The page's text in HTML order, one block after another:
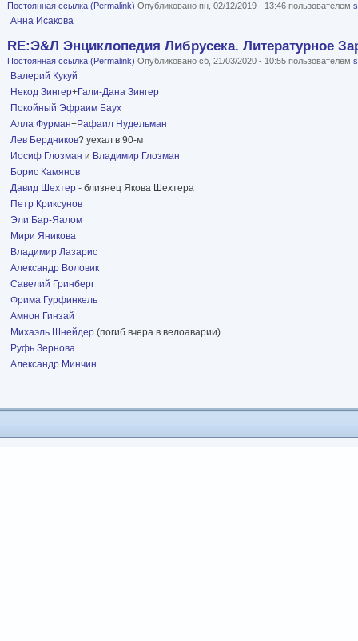
Постоянная ссылка (Permalink) Опубликовано пн, 02/12/2019 - 13:46 пользователем
Анна Исакова
RE:Э&Л Энциклопедия Либрусека. Литературное
Постоянная ссылка (Permalink) Опубликовано сб, 21/03/2020 - 10:55 пользователем
Валерий Кукуй
Некод Зингер+Гали-Дана Зингер
Покойный Эфраим Баух
Алла Фурман+Рафаил Нудельман
Лев Бердников? уехал в 90-м
Иосиф Глозман и Владимир Глозман
Борис Камянов
Давид Шехтер - близнец Якова Шехтера
Петр Криксунов
Эли Бар-Яалом
Мири Яникова
Владимир Лазарис
Александр Воловик
Савелий Гринберг
Фрима Гурфинкель
Амнон Гинзай
Михаэль Шнейдер (погиб вчера в велоаварии)
Руфь Зернова
Александр Минчин